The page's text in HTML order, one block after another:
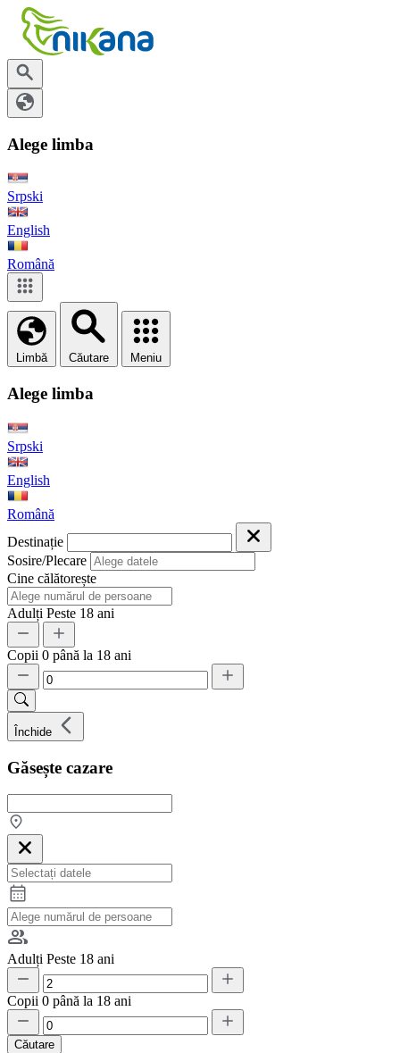
Alege limba
Srpski
English
Română
Limbă Căutare Meniu
Alege limba
Srpski
English
Română
Destinație
Sosire/Plecare
Cine călătorește
Adulți Peste 18 ani
Copii 0 până la 18 ani
Închide
Găsește cazare
Adulți Peste 18 ani
Copii 0 până la 18 ani
Căutare